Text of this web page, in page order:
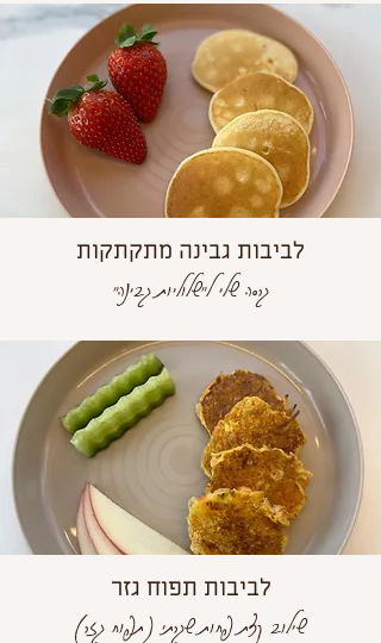
לביבות גבינה מתקתקות
גרסה שלי ל"שלוליות גבינה"
לביבות תפוח גזר
שילוב קצת פחות שגרתי (תפוח גזר)